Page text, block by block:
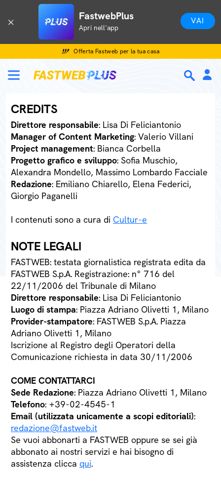
FastwebPlus
Apri nell'app
VAI
Offerta Fastweb per la tua casa
CREDITS
Direttore responsabile: Lisa Di Feliciantonio
Manager of Content Marketing: Valerio Villani
Project management: Bianca Corbella
Progetto grafico e sviluppo: Sofia Muschio,
Alexandra Mondello, Massimo Lombardo Facciale
Redazione: Emiliano Chiarello, Elena Federici,
Giorgio Paganelli
I contenuti sono a cura di Cultur-e
NOTE LEGALI
FASTWEB: testata giornalistica registrata edita da
FASTWEB S.p.A. Registrazione: n° 716 del
22/11/2006 del Tribunale di Milano
Direttore responsabile: Lisa Di Feliciantonio
Luogo di stampa: Piazza Adriano Olivetti 1, Milano
Provider-stampatore: FASTWEB S.p.A. Piazza
Adriano Olivetti 1, Milano
Iscrizione al Registro degli Operatori della
Comunicazione richiesta in data 30/11/2006
COME CONTATTARCI
Sede Redazione: Piazza Adriano Olivetti 1, Milano
Telefono: +39-02-4545-1
Email (utilizzata unicamente a scopi editoriali):
redazione@fastweb.it
Se vuoi abbonarti a FASTWEB oppure se sei già
abbonato ai nostri servizi e hai bisogno di
assistenza clicca qui.